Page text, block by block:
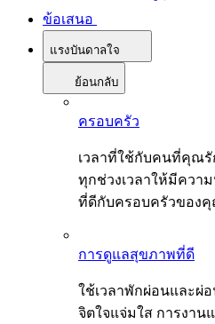
ข้อเสนอ
แรงบันดาลใจ
ย้อนกลับ
ครอบครัว
เวลาที่ใช้กับคนที่คุณ
ทุกช่วงเวลาให้มีควา
ที่ดีกับครอบครัวของ
การดูแลสุขภาพที่ดี
ใช้เวลาพักผ่อนและผ่
จิตใจแจ่มใส การงา